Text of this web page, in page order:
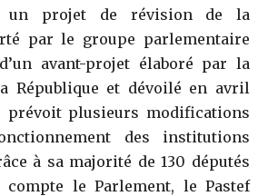
un projet de révision de la
par le groupe parlementaire
avant-projet élaboré par la
République et dévoilé en avril
prévoit plusieurs modifications
des institutions
à sa majorité de 130 députés
compte le Parlement, le Pastef